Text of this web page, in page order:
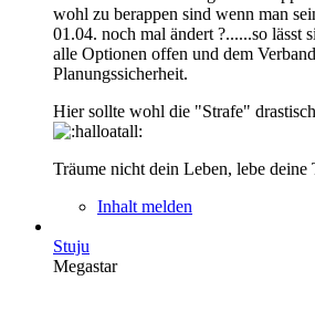
wohl zu berappen sind wenn man
01.04. noch mal ändert ?......so lässt
alle Optionen offen und dem
Planungssicherheit.
Hier sollte wohl die "Strafe"
Träume nicht dein Leben, lebe deine
Inhalt melden
Stuju
Megastar